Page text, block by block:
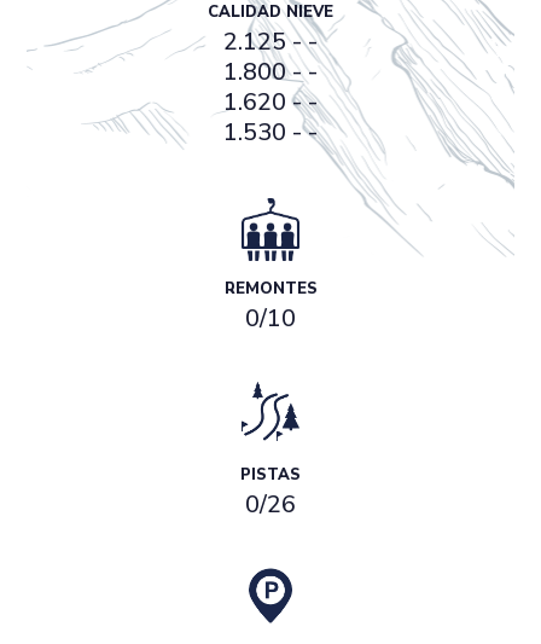
CALIDAD NIEVE
2.125 - -
1.800 - -
1.620 - -
1.530 - -
REMONTES
0/10
PISTAS
0/26